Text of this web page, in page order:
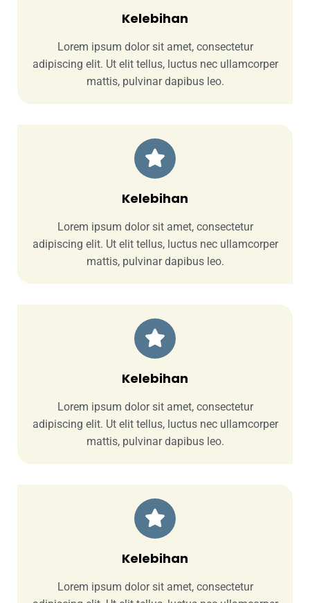
Kelebihan
Lorem ipsum dolor sit amet, consectetur
adipiscing elit. Ut elit tellus, luctus nec ullamcorper
mattis, pulvinar dapibus leo.
Kelebihan
Lorem ipsum dolor sit amet, consectetur
adipiscing elit. Ut elit tellus, luctus nec ullamcorper
mattis, pulvinar dapibus leo.
Kelebihan
Lorem ipsum dolor sit amet, consectetur
adipiscing elit. Ut elit tellus, luctus nec ullamcorper
mattis, pulvinar dapibus leo.
Kelebihan
Lorem ipsum dolor sit amet, consectetur